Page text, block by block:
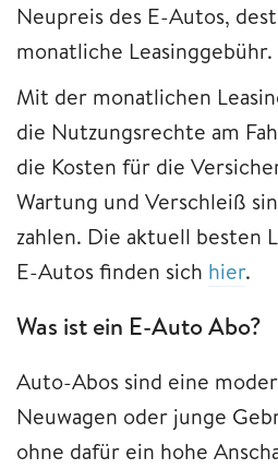
Neupreis des E-Autos,
monatliche Leasinggebühr.
Mit der monatlichen
die Nutzungsrechte am
die Kosten für die
Wartung und Verschleiß
zahlen. Die aktuell besten
E-Autos finden sich hier.
Was ist ein E-Auto Abo?
Auto-Abos sind eine
Neuwagen oder junge
ohne dafür ein hohe